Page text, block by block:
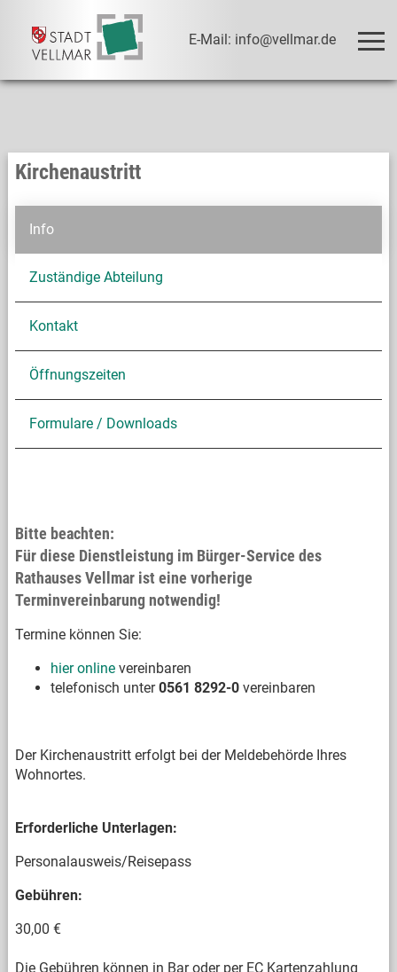
E-Mail: info@vellmar.de
Kirchenaustritt
Info
Zuständige Abteilung
Kontakt
Öffnungszeiten
Formulare / Downloads
Bitte beachten:
Für diese Dienstleistung im Bürger-Service des
Rathauses Vellmar ist eine vorherige
Terminvereinbarung notwendig!
Termine können Sie:
hier onlinevereinbaren
telefonisch unter0561 8292-0vereinbaren
Der Kirchenaustritt erfolgt bei der Meldebehörde Ihres
Wohnortes.
Erforderliche Unterlagen:
Personalausweis/Reisepass
Gebühren:
30,00 €
Die Gebühren können in Bar oder per EC Kartenzahlung